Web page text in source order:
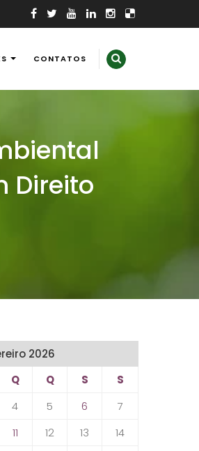
CONTATOS
Direito
2026
Q Q S
S
4 5 6
7
11 12 13
14